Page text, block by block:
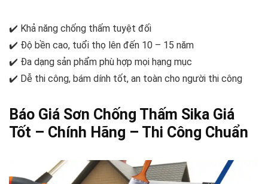
✔️ Khả năng chống thấm tuyệt đối
✔️ Độ bền cao, tuổi thọ lên đến 10 – 15 năm
✔️ Đa dạng sản phẩm phù hợp mọi hạng mục
✔️ Dễ thi công, bám dính tốt, an toàn cho người thi công
Báo Giá Sơn Chống Thấm Sika Giá
Tốt – Chính Hãng – Thi Công Chuẩn